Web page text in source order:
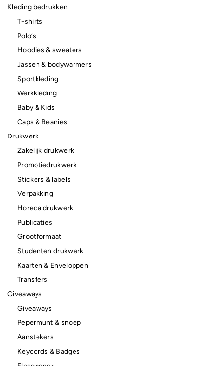
Kleding bedrukken
T-shirts
Polo’s
Hoodies & sweaters
Jassen & bodywarmers
Sportkleding
Werkkleding
Baby & Kids
Caps & Beanies
Drukwerk
Zakelijk drukwerk
Promotiedrukwerk
Stickers & labels
Verpakking
Horeca drukwerk
Publicaties
Grootformaat
Studenten drukwerk
Kaarten & Enveloppen
Transfers
Giveaways
Giveaways
Pepermunt & snoep
Aanstekers
Keycords & Badges